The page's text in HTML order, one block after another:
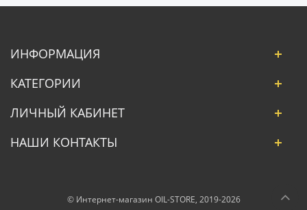
ИНФОРМАЦИЯ
КАТЕГОРИИ
ЛИЧНЫЙ КАБИНЕТ
НАШИ КОНТАКТЫ
© Интернет-магазин OIL-STORE, 2019-2026